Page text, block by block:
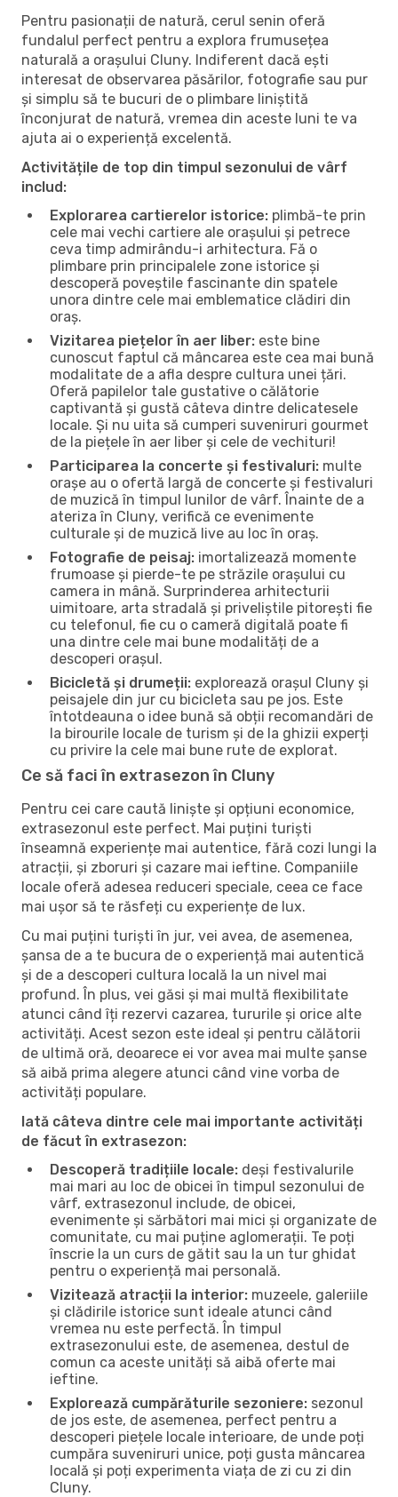
Pentru pasionații de natură, cerul senin oferă
fundalul perfect pentru a explora frumusețea
naturală a orașului Cluny. Indiferent dacă ești
interesat de observarea păsărilor, fotografie sau pur
și simplu să te bucuri de o plimbare liniștită
înconjurat de natură, vremea din aceste luni te va
ajuta ai o experiență excelentă.
Activitățile de top din timpul sezonului de vârf
includ:
Explorarea cartierelor istorice: plimbă-te prin
cele mai vechi cartiere ale orașului și petrece
ceva timp admirându-i arhitectura. Fă o
plimbare prin principalele zone istorice și
descoperă poveștile fascinante din spatele
unora dintre cele mai emblematice clădiri din
oraș.
Vizitarea piețelor în aer liber: este bine
cunoscut faptul că mâncarea este cea mai bună
modalitate de a afla despre cultura unei țări.
Oferă papilelor tale gustative o călătorie
captivantă și gustă câteva dintre delicatesele
locale. Și nu uita să cumperi suveniruri gourmet
de la piețele în aer liber și cele de vechituri!
Participarea la concerte și festivaluri: multe
orașe au o ofertă largă de concerte și festivaluri
de muzică în timpul lunilor de vârf. Înainte de a
ateriza în Cluny, verifică ce evenimente
culturale și de muzică live au loc în oraș.
Fotografie de peisaj: imortalizează momente
frumoase și pierde-te pe străzile orașului cu
camera in mână. Surprinderea arhitecturii
uimitoare, arta stradală și priveliștile pitorești fie
cu telefonul, fie cu o cameră digitală poate fi
una dintre cele mai bune modalități de a
descoperi orașul.
Bicicletă și drumeții: explorează orașul Cluny și
peisajele din jur cu bicicleta sau pe jos. Este
întotdeauna o idee bună să obții recomandări de
la birourile locale de turism și de la ghizii experți
cu privire la cele mai bune rute de explorat.
Ce să faci în extrasezon în Cluny
Pentru cei care caută liniște și opțiuni economice,
extrasezonul este perfect. Mai puțini turiști
înseamnă experiențe mai autentice, fără cozi lungi la
atracții, și zboruri și cazare mai ieftine. Companiile
locale oferă adesea reduceri speciale, ceea ce face
mai ușor să te răsfeți cu experiențe de lux.
Cu mai puțini turiști în jur, vei avea, de asemenea,
șansa de a te bucura de o experiență mai autentică
și de a descoperi cultura locală la un nivel mai
profund. În plus, vei găsi și mai multă flexibilitate
atunci când îți rezervi cazarea, tururile și orice alte
activități. Acest sezon este ideal și pentru călătorii
de ultimă oră, deoarece ei vor avea mai multe șanse
să aibă prima alegere atunci când vine vorba de
activități populare.
Iată câteva dintre cele mai importante activități
de făcut în extrasezon:
Descoperă tradițiile locale: deși festivalurile
mai mari au loc de obicei în timpul sezonului de
vârf, extrasezonul include, de obicei,
evenimente și sărbători mai mici și organizate de
comunitate, cu mai puține aglomerații. Te poți
înscrie la un curs de gătit sau la un tur ghidat
pentru o experiență mai personală.
Vizitează atracții la interior: muzeele, galeriile
și clădirile istorice sunt ideale atunci când
vremea nu este perfectă. În timpul
extrasezonului este, de asemenea, destul de
comun ca aceste unități să aibă oferte mai
ieftine.
Explorează cumpărăturile sezoniere: sezonul
de jos este, de asemenea, perfect pentru a
descoperi piețele locale interioare, de unde poți
cumpăra suveniruri unice, poți gusta mâncarea
locală și poți experimenta viața de zi cu zi din
Cluny.